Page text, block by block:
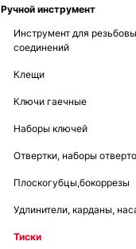
Инструмент для ремонта
Инструмент для топливной
Интсрумент для ремонта
Съемники для шаровых и
Mercedes & Bmw
Инструмент ходовой
& Audi
Ручной инструмент
Инструмент для
соединений
Клещи
Ключи гаечные
Наборы ключей
Отвертки, наборы
Плоскогубцы,бокоррезы
Удлинители, карданы,
Тиски